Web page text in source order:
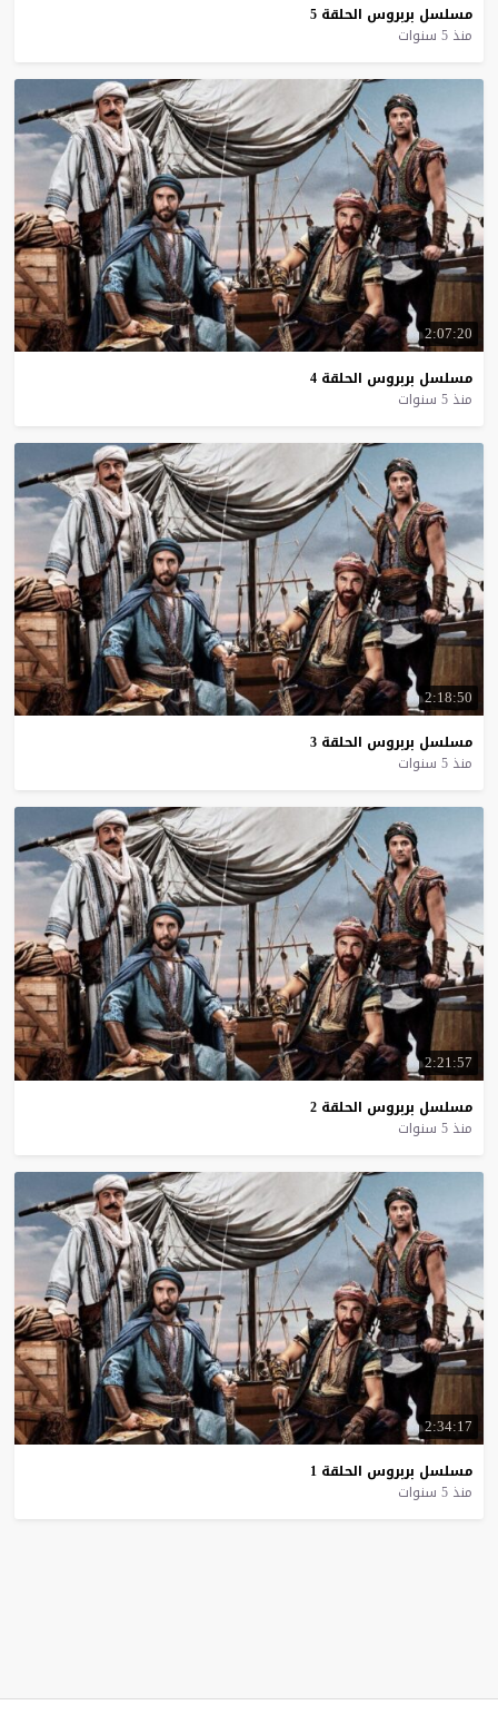
مسلسل بربروس الحلقة 5
منذ 5 سنوات
2:07:20
مسلسل بربروس الحلقة 4
منذ 5 سنوات
2:18:50
مسلسل بربروس الحلقة 3
منذ 5 سنوات
2:21:57
مسلسل بربروس الحلقة 2
منذ 5 سنوات
2:34:17
مسلسل بربروس الحلقة 1
منذ 5 سنوات